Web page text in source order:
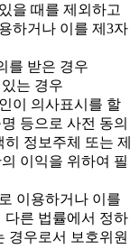
을 때를 제외하고
하거나 이를 제3자
를 받은 경우
는 경우
이 의사표시를 할
등으로 사전 동의
정보주체 또는 제
이익을 위하여 필
이용하거나 이를
다른 법률에서 정하
경우로서 보호위원